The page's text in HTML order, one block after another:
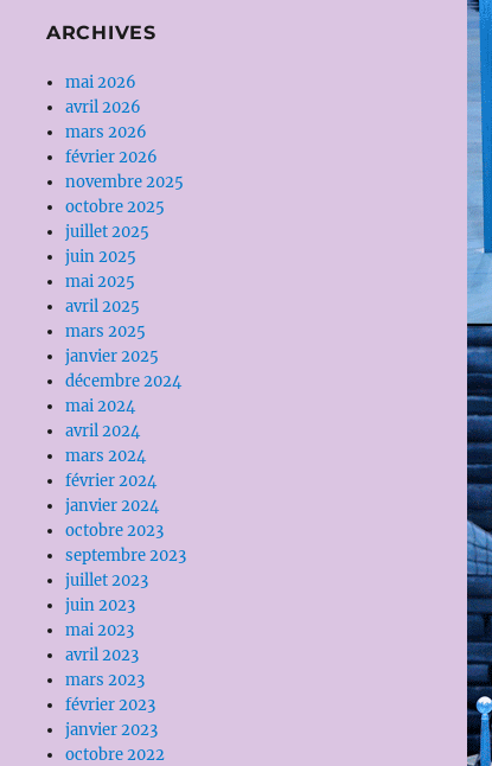
ARCHIVES
mai 2026
avril 2026
mars 2026
février 2026
novembre 2025
octobre 2025
juillet 2025
juin 2025
mai 2025
avril 2025
mars 2025
janvier 2025
décembre 2024
mai 2024
avril 2024
mars 2024
février 2024
janvier 2024
octobre 2023
septembre 2023
juillet 2023
juin 2023
mai 2023
avril 2023
mars 2023
février 2023
janvier 2023
octobre 2022